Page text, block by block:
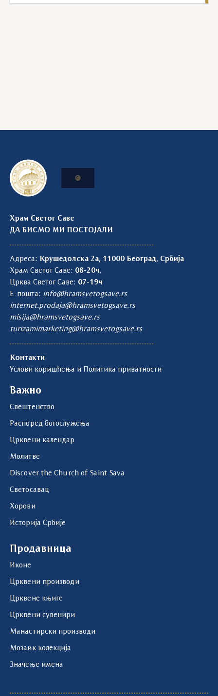
Храм Светог Саве
ДА БИСМО МИ ПОСТОЈАЛИ
Адреса: Крушедолска 2а, 11000 Београд, Србија
Храм Светог Саве: 08-20ч,
Црква Светог Саве: 07-19ч
Е-пошта: info@hramsvetogsave.rs
internet.prodaja@hramsvetogsave.rs
misija@hramsvetogsave.rs
turizamimarketing@hramsvetogsave.rs
Контакти
Услови коришћења и Политика приватности
Важно
Свештенство
Распоред богослужења
Црквени календар
Молитве
Discover the Church of Saint Sava
Светосавац
Хорови
Историја Србије
Продавница
Иконе
Црквени производи
Црквене књиге
Црквени сувенири
Манастирски производи
Мозаик колекција
Значење имена